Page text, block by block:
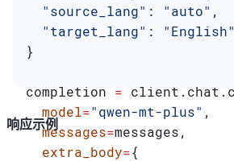
  "source_lang"
: "auto" ,
  "target_lang"
: "English"
}
completion =
  model
="qwen-mt-plus" ,
  messages
=messages,
  extra_body
={
响应示例